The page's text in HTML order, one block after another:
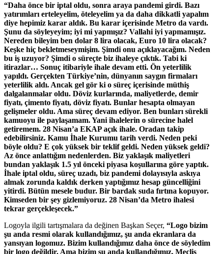
“Daha önce bir iptal oldu, sonra araya pandemi girdi. Bazı
yatırımları erteleyelim, öteleyelim ya da daha dikkatli yapalım
diye hepimiz karar aldık. Bu karar içerisinde Metro da vardı.
Şunu da söyleyeyim; iyi mi yapmışız? Vallahi iyi yapmamışız.
Nereden bileyim ben dolar 8 lira olacak, Euro 10 lira olacak?
Keşke hiç bekletmeseymişim. Şimdi onu açıklayacağım. Neden
bu iş uzuyor? Şimdi o süreçte biz ihaleye çıktık. Tabi ki
itirazlar… Sonuç itibariyle ihale devam etti. Ön yeterlilik
yapıldı. Gerçekten Türkiye’nin, dünyanın saygın firmaları
yeterlilik aldı. Ancak gel gör ki o süreç içerisinde müthiş
dalgalanmalar oldu. Döviz kurlarında, maliyetlerde, demir
fiyatı, çimento fiyatı, döviz fiyatı. Bunlar hesapta olmayan
gelişmeler oldu. Ama süreç devam ediyor. Ben bunları sürekli
kamuoyu ile paylaşamam. Yani ihalelerin o sürecine halel
getiremem. 28 Nisan’a EKAP açık ihale. Oradan takip
edebilirsiniz. Kamu İhale Kurumu tarih verdi. Neden peki
böyle oldu? E çok yüksek bir teklif geldi. Neden yüksek geldi?
Az önce anlattığım nedenlerden. Biz yaklaşık maliyetleri
bundan yaklaşık 1.5 yıl önceki piyasa koşullarına göre yaptık.
İhale iptal oldu, süreç uzadı, biz pandemi dolayısıyla askıya
almak zorunda kaldık derken yaptığımız hesap güncelliğini
yitirdi. Bütün mesele budur. Bir bardak suda fırtına kopuyor.
Kimseden bir şey gizlemiyoruz. 28 Nisan’da Metro ihalesi
tekrar gerçekleşecek.”
Logoyla ilgili tartışmalara da değinen Başkan Seçer, “Logo bizim
şu anda resmi olarak kullandığımız, şu anda ekranlara da
yansıyan logomuz. Bizim kullandığımız daha önce de söyledim
bir logo değildir. Ama bizim şu anda kullandığımız, Meclis